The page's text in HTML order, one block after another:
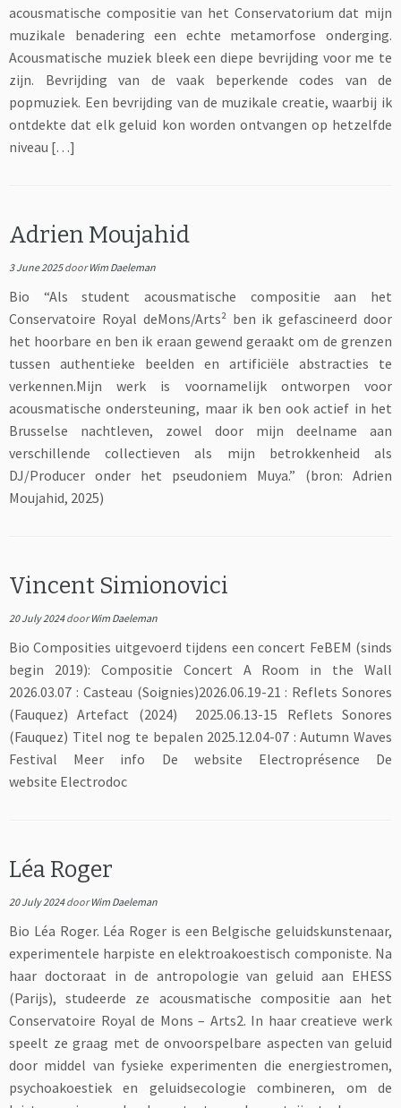
acousmatische compositie van het Conservatorium dat mijn
muzikale benadering een echte metamorfose onderging.
Acousmatische muziek bleek een diepe bevrijding voor me te
zijn. Bevrijding van de vaak beperkende codes van de
popmuziek. Een bevrijding van de muzikale creatie, waarbij ik
ontdekte dat elk geluid kon worden ontvangen op hetzelfde
niveau […]
Adrien Moujahid
3 June 2025 doorWim Daeleman
Bio “Als student acousmatische compositie aan het
Conservatoire Royal deMons/Arts² ben ik gefascineerd door
het hoorbare en ben ik eraan gewend geraakt om de grenzen
tussen authentieke beelden en artificiële abstracties te
verkennen.Mijn werk is voornamelijk ontworpen voor
acousmatische ondersteuning, maar ik ben ook actief in het
Brusselse nachtleven, zowel door mijn deelname aan
verschillende collectieven als mijn betrokkenheid als
DJ/Producer onder het pseudoniem Muya.” (bron: Adrien
Moujahid, 2025)
Vincent Simionovici
20 July 2024 doorWim Daeleman
Bio Composities uitgevoerd tijdens een concert FeBEM (sinds
begin 2019): Compositie Concert A Room in the Wall
2026.03.07 : Casteau (Soignies)2026.06.19-21 : Reflets Sonores
(Fauquez) Artefact (2024) 2025.06.13-15 Reflets Sonores
(Fauquez) Titel nog te bepalen 2025.12.04-07 : Autumn Waves
Festival Meer info De website Electroprésence De
website Electrodoc
Léa Roger
20 July 2024 doorWim Daeleman
Bio Léa Roger. Léa Roger is een Belgische geluidskunstenaar,
experimentele harpiste en elektroakoestisch componiste. Na
haar doctoraat in de antropologie van geluid aan EHESS
(Parijs), studeerde ze acousmatische compositie aan het
Conservatoire Royal de Mons – Arts2. In haar creatieve werk
speelt ze graag met de onvoorspelbare aspecten van geluid
door middel van fysieke experimenten die energiestromen,
psychoakoestiek en geluidsecologie combineren, om de